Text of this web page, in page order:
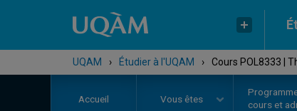
UQAM › Étudier à l'UQAM › Cours POL8333 |
Accueil Vous êtes
cours et